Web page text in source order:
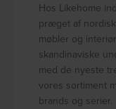
Hos Likehome
præget af
møbler og
skandinaviske
med de nyeste
vores sortiment
brands og serier.